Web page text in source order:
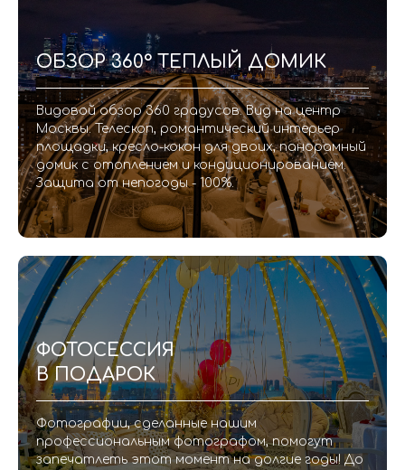
ОБЗОР 360° ТЕПЛЫЙ ДОМИК
Видовой обзор 360 градусов. Вид на центр
Москвы. Телескоп, романтический интерьер
площадки, кресло-кокон для двоих, панорамный
домик с отоплением и кондиционированием.
Защита от непогоды - 100%.
ФОТОСЕССИЯ
В ПОДАРОК
Фотографии, сделанные нашим
профессиональным фотографом, помогут
запечатлеть этот момент на долгие годы! До